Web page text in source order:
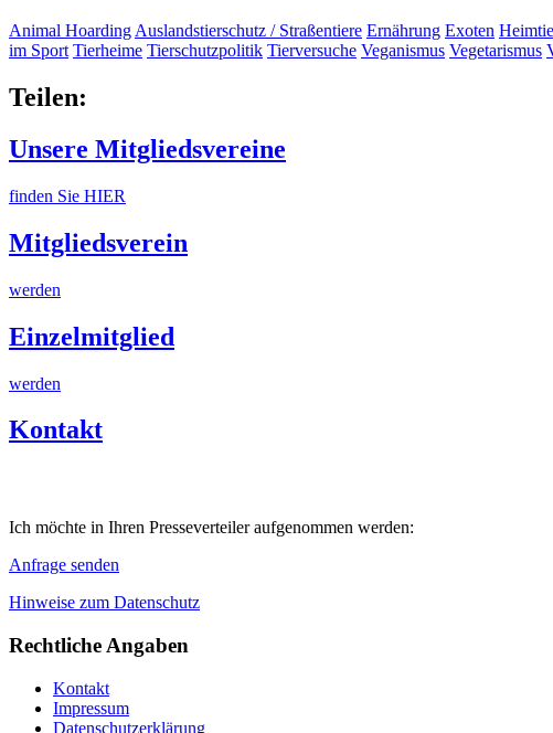
Animal Hoarding Auslandstierschutz / Straßentiere Ernährung Exoten
im Sport Tierheime Tierschutzpolitik Tierversuche Veganismus Vegetarismus
Teilen:
Unsere Mitgliedsvereine
finden Sie HIER
Mitgliedsverein
werden
Einzelmitglied
werden
Kontakt
Ich möchte in Ihren Presseverteiler aufgenommen werden:
Anfrage senden
Hinweise zum Datenschutz
Rechtliche Angaben
Kontakt
Impressum
Datenschutzerklärung